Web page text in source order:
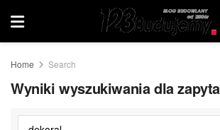
Home Search
Wyniki wyszukiwania dla